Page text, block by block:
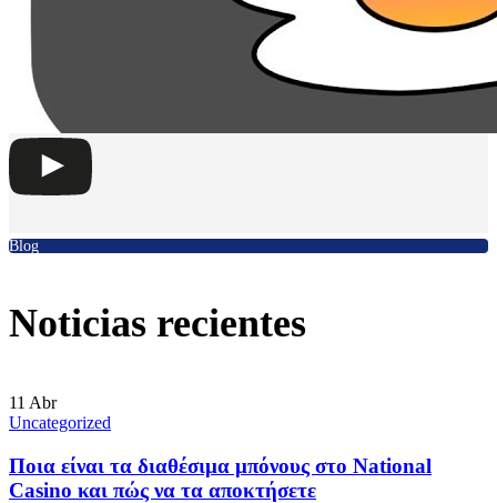
Blog
Noticias recientes
11 Abr
Uncategorized
Ποια είναι τα διαθέσιμα μπόνους στο National
Casino και πώς να τα αποκτήσετε